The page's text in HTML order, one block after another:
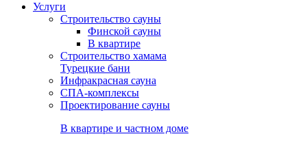
Услуги
Строительство сауны
Финской сауны
В квартире
Строительство хамама
Турецкие бани
Инфракрасная сауна
СПА-комплексы
Проектирование сауны
В квартире и частном доме